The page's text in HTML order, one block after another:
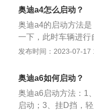
高分别为4858毫米
别是低功率版2.0升
2.0升涡轮增压发动
奥迪a4怎么启动？
奥迪a4的启动方法
一下，此时车辆进
开脚刹，可以选择原
制造的一款B级车型
供了双倍附着力。
动、准确、及时地分
发布时间：2023-07-17
奥迪a6如何启动？
奥迪a6启动方法：1
启动；3、挂D挡，